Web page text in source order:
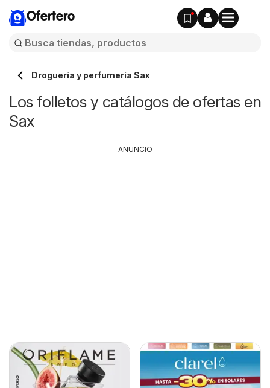
Ofertero
Droguería y perfumería Sax
Los folletos y catálogos de ofertas en
Sax
ANUNCIO